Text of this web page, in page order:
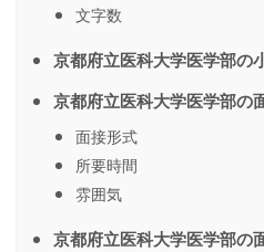
文字数
京都府立医科大学医学部の
京都府立医科大学医学部の
面接形式
所要時間
雰囲気
京都府立医科大学医学部の